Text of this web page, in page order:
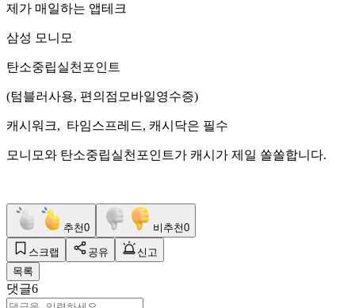
제가 매일하는 앱테크
삼성 모니모
탄소중립실천포인트
(텀블러사용, 편의점모바일영수증)
캐시워크, 타임스프레드, 캐시닥은 필수
모니모와 탄소중립실천포인트가 캐시가 제일 쏠쏠합니다.
추천0 비추천0
스크랩 공유
신고
목록
댓글6